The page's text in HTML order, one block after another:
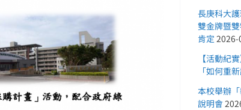
長庚科大
雙金牌暨
肯定 2026-
【活動紀
「如何重
本校舉辦
說明會